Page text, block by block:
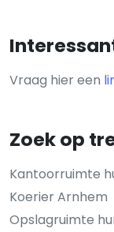
Vraag hier een
Zoek op
Kantoorruimte
Koerier Arnhem
Opslagruimte